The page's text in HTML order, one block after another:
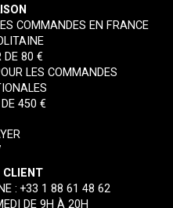
COMMANDES EN FRANCE
DE 80 €
LES COMMANDES
450 €
CLIENT
:+33 1 88 61 48 62
DE 9H À 20H